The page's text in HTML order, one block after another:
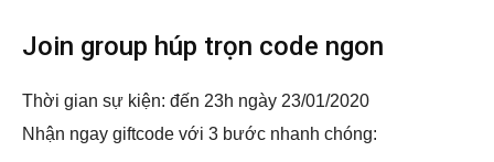
Join group húp trọn code ngon
Thời gian sự kiện: đến 23h ngày 23/01/2020
Nhận ngay giftcode với 3 bước nhanh chóng: